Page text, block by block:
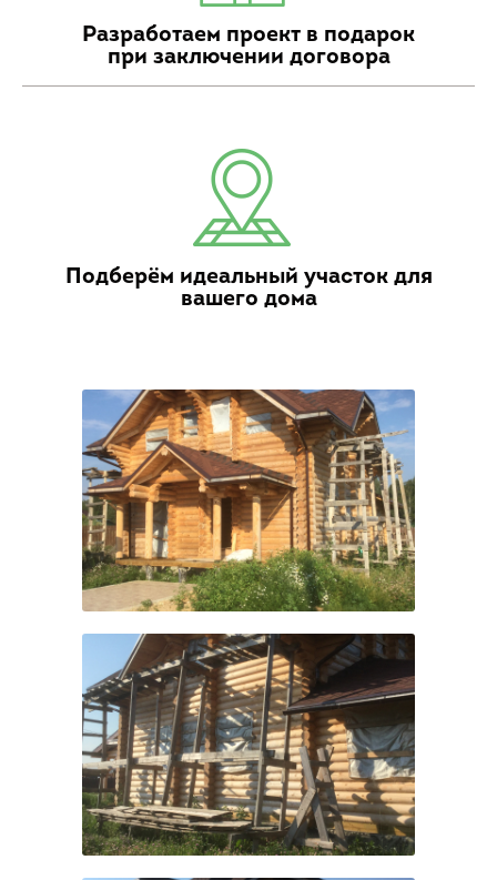
Разработаем проект в подарок
при заключении договора
Подберём идеальный участок для
вашего дома